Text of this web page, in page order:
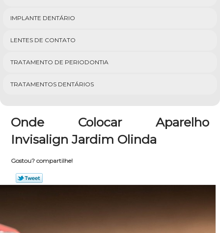
IMPLANTE DENTÁRIO
LENTES DE CONTATO
TRATAMENTO DE PERIODONTIA
TRATAMENTOS DENTÁRIOS
Onde Colocar Aparelho
Invisalign Jardim Olinda
Gostou? compartilhe!